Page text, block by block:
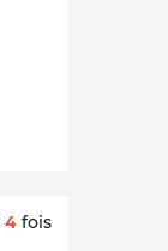
4 fois